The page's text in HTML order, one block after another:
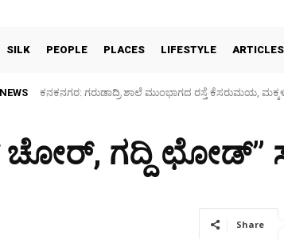
SILK PEOPLE PLACES LIFESTYLE ARTICLES
Sidlaghatta Silk Cocoon Market-06/08/2026
ಚೋರ್, ಗದ್ದಿ
Share